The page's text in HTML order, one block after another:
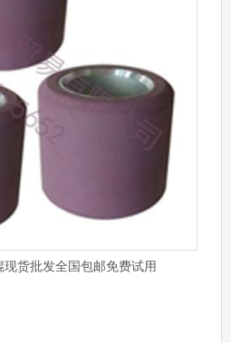
货批发全国包邮免费试用